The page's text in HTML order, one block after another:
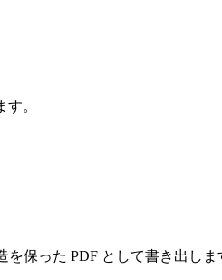
。
保った PDF として書き出しま